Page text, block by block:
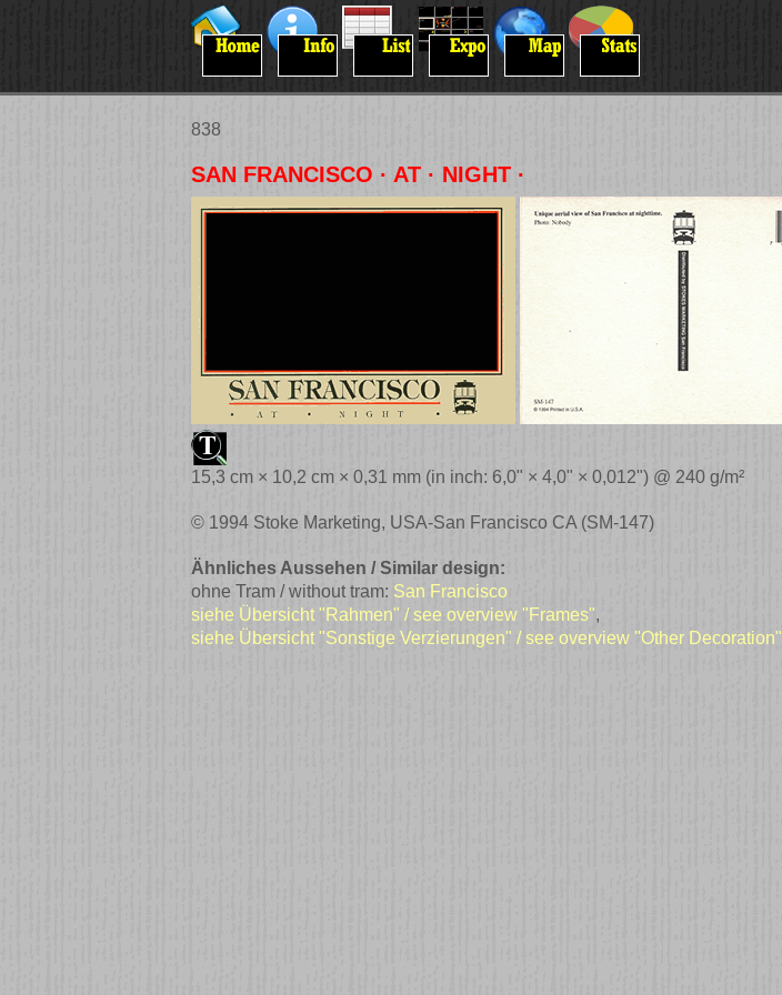
838
SAN FRANCISCO · AT · NIGHT ·
15,3 cm × 10,2 cm × 0,31 mm (in inch: 6,0" × 4,0" × 0,012") @ 240 g/m²
© 1994 Stoke Marketing, USA-San Francisco CA (SM-147)
Ähnliches Aussehen / Similar design:
ohne Tram / without tram: San Francisco
siehe Übersicht "Rahmen" / see overview "Frames",
siehe Übersicht "Sonstige Verzierungen" / see overview "Other Decoration"